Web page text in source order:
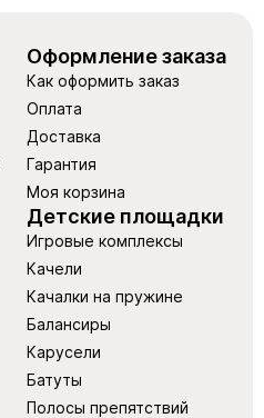
Оформление заказа
Как оформить заказ
Оплата
Доставка
Гарантия
Моя корзина
Детские площадки
Игровые комплексы
Качели
Качалки на пружине
Балансиры
Карусели
Батуты
Полосы препятствий